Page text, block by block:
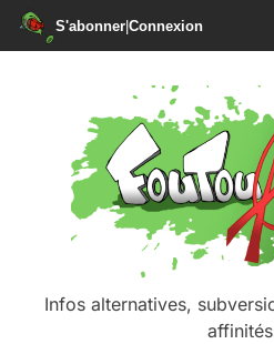
S'abonner|Connexion
Infos alternatives,